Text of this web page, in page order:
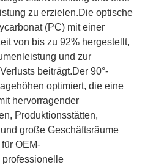
zu erzielen.Die optische
(PC) mit einer
von bis zu 92% hergestellt,
und zur
beiträgt.Der 90°-
optimiert, die eine
hervorragender
Produktionsstätten,
große Geschäftsräume
OEM-
professionelle